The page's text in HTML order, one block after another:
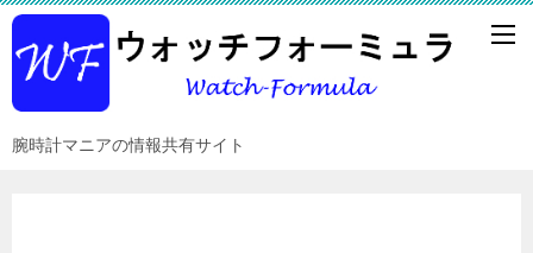
腕時計マニアの情報共有サイト